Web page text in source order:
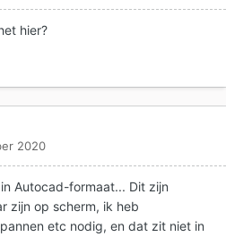
hier?
2020
Autocad-formaat... Dit zijn
zijn op scherm, ik heb
etc nodig, en dat zit niet in